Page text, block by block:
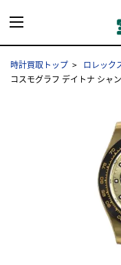
時計買取トップ ロレック
コスモグラフ デイトナ シャ